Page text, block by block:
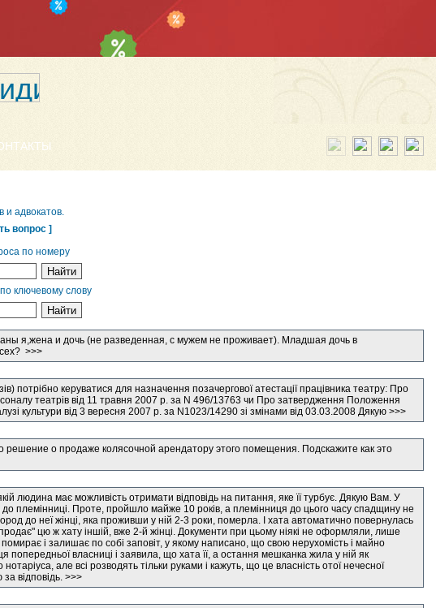
и адвокатов.
вопрос ]
по номеру
ключевому слову
я,жена и дочь (не разведенная, с мужем не проживает). Младшая дочь в
>>>
потрібно керуватися для назначення позачергової атестації працівника театру: Про
театрів від 11 травня 2007 р. за N 496/13763 чи Про затвердження Положення
культури від 3 вересня 2007 р. за N1023/14290 зі змінами від 03.03.2008 Дякую >>>
о продаже колясочной арендатору этого помещения. Подскажите как это
людина має можливість отримати відповідь на питання, яке її турбує. Дякую Вам. У
племінниці. Проте, пройшло майже 10 років, а племінниця до цього часу спадщину не
до неї жінці, яка проживши у ній 2-3 роки, померла. І хата автоматично повернулась
цю ж хату іншій, вже 2-й жінці. Документи при цьому ніякі не оформляли, лише
і залишає по собі заповіт, у якому написано, що свою нерухомість і майно
попередньої власниці і заявила, що хата її, а остання мешканка жила у ній як
але всі розводять тільки руками і кажуть, що це власність отої нечесної
відповідь. >>>